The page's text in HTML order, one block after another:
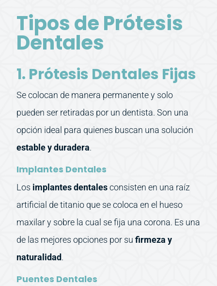
Tipos de Prótesis
Dentales
1. Prótesis Dentales Fijas
Se colocan de manera permanente y solo
pueden ser retiradas por un dentista. Son una
opción ideal para quienes buscan una solución
estable y duradera.
Implantes Dentales
Los implantes dentalesconsisten en una raíz
artificial de titanio que se coloca en el hueso
maxilar y sobre la cual se fija una corona. Es una
de las mejores opciones por su firmeza y
naturalidad.
Puentes Dentales